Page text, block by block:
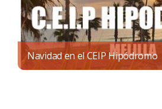
Navidad en el CEIP Hipódromo